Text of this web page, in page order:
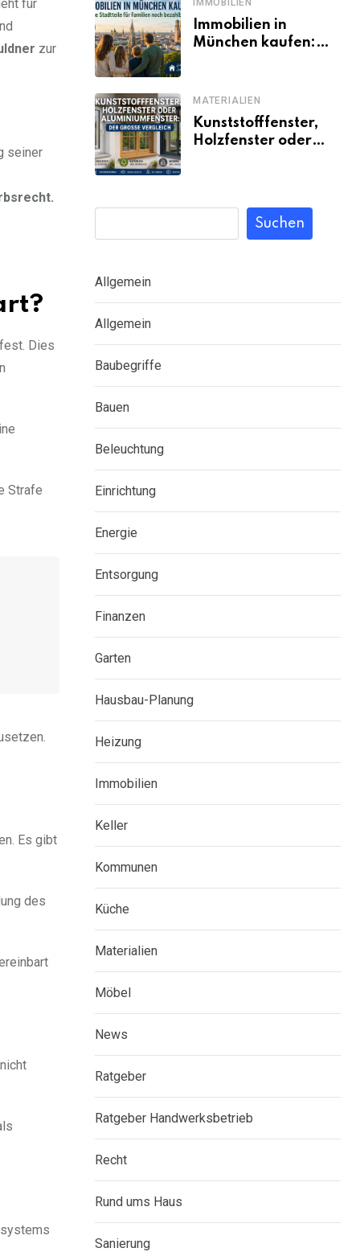
für
zur
seiner
Dies
Strafe
Es gibt
des
Immobilien in
München kaufen:
bezahlbar sind
MATERIALIEN
Kunststofffenster,
Holzfenster oder
Suchen
Allgemein
Allgemein
Baubegriffe
Bauen
Beleuchtung
Einrichtung
Energie
Entsorgung
Finanzen
Garten
Hausbau-Planung
Heizung
Immobilien
Keller
Kommunen
Küche
Materialien
Möbel
News
Ratgeber
Ratgeber Handwerksbetrieb
Recht
Rund ums Haus
Sanierung